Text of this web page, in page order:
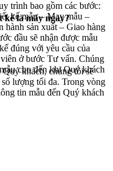
trình bao gồm các bước:
kế mẫu – May mẫu –
sản xuất – Giao hàng
đầu sẽ nhận được mẫu
đúng với yêu cầu của
ở bước Tư vấn. Chúng
cho đến khi Quý khách
là mấy ngày?
khách, chúng tôi sẽ
lượng tối đa. Trong vòng
tin mẫu đến Quý khách